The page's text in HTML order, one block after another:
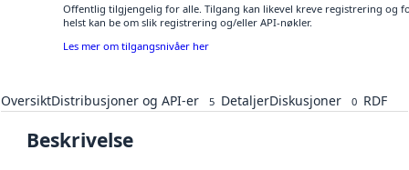
Offentlig tilgjengelig for alle. Tilgang kan likevel kreve registrering og
helst kan be om slik registrering og/eller API-nøkler.
Les mer om tilgangsnivåer her
OversiktDistribusjoner og API-er 5 DetaljerDiskusjoner 0 RDF
Beskrivelse